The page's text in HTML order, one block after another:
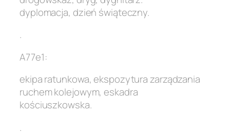
dyplomacja, dzień świąteczny.
.
A77e1:
ekipa ratunkowa, ekspozytura zarządzania
ruchem kolejowym, eskadra
kościuszkowska.
.